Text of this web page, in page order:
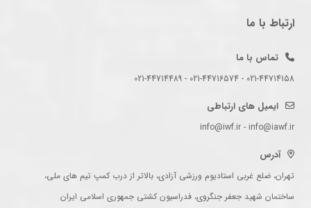
ارتباط با ما
تماس با ما
021-44714158 - 021-44716574 - 021-44714489
ایمیل های ارتباطی
info@iwf.ir - info@iawf.ir
آدرس
تهران، ضلع غربی استادیوم ورزشی آزادی، بالاتر از درب کمپ تیم های ملی،
ساختمان شهید جعفر جنگروی، فدراسیون کشتی جمهوری اسلامی ایران